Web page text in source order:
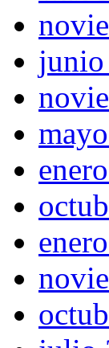
junio